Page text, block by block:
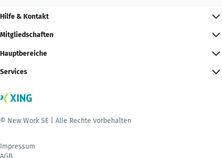
Hilfe & Kontakt
Mitgliedschaften
Hauptbereiche
Services
© New Work SE | Alle Rechte vorbehalten
Impressum
AGB